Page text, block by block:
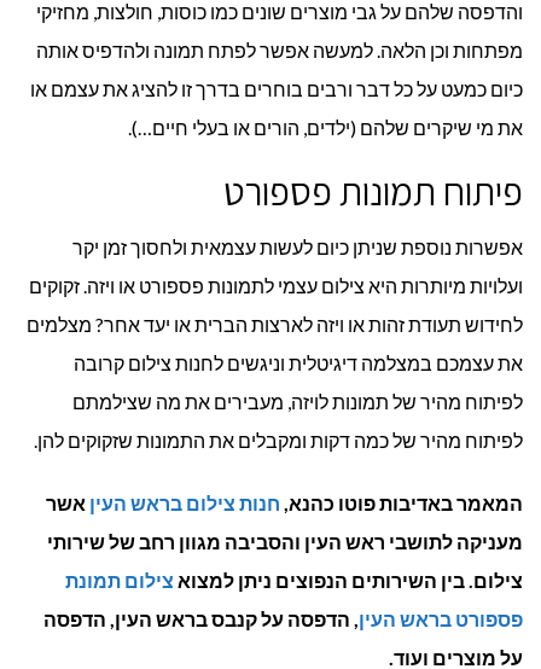
והדפסה שלהם על גבי מוצרים שונים כמו כוסות, חולצות, מחזיקי
מפתחות וכן הלאה. למעשה אפשר לפתח תמונה ולהדפיס אותה
כיום כמעט על כל דבר ורבים בוחרים בדרך זו להציג את עצמם או
את מי שיקרים שלהם (ילדים, הורים או בעלי חיים…).
פיתוח תמונות פספורט
אפשרות נוספת שניתן כיום לעשות עצמאית ולחסוך זמן יקר
ועלויות מיותרות היא צילום עצמי לתמונות פספורט או ויזה. זקוקים
לחידוש תעודת זהות או ויזה לארצות הברית או יעד אחר? מצלמים
את עצמכם במצלמה דיגיטלית וניגשים לחנות צילום קרובה
לפיתוח מהיר של תמונות לויזה, מעבירים את מה שצילמתם
לפיתוח מהיר של כמה דקות ומקבלים את התמונות שזקוקים להן.
המאמר באדיבות פוטו כהנא, חנות צילום בראש העין אשר
מעניקה לתושבי ראש העין והסביבה מגוון רחב של שירותי
צילום. בין השירותים הנפוצים ניתן למצוא צילום תמונת
פספורט בראש העין, הדפסה על קנבס בראש העין, הדפסה
על מוצרים ועוד.